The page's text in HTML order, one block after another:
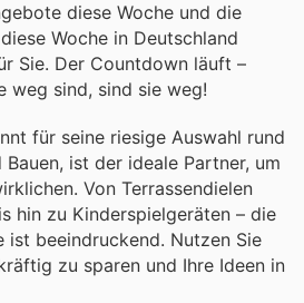
diese Woche und die
Woche in Deutschland
Sie. Der Countdown läuft –
weg sind, sind sie weg!
für seine riesige Auswahl rund
Bauen, ist der ideale Partner, um
Von Terrassendielen
hin zu Kinderspielgeräten – die
beeindruckend. Nutzen Sie
zu sparen und Ihre Ideen in